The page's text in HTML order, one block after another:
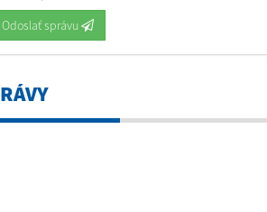
Odoslať správu